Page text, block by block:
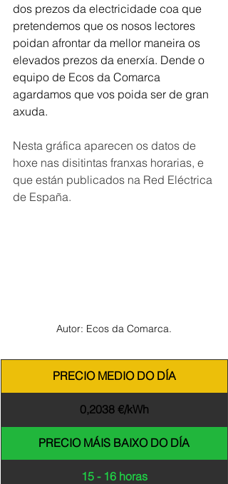
dos prezos da electricidade coa que
pretendemos que os nosos lectores
poidan afrontar da mellor maneira os
elevados prezos da enerxía. Dende o
equipo de Ecos da Comarca
agardamos que vos poida ser de gran
axuda.
Nesta gráfica aparecen os datos de
hoxe nas disitintas franxas horarias, e
que están publicados na Red Eléctrica
de España.
Autor: Ecos da Comarca.
PRECIO MEDIO DO DÍA
0,2038 €/kWh
PRECIO MÁIS BAIXO DO DÍA
15 - 16 horas